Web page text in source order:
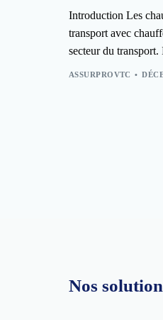
Introduction Les
transport avec
secteur du
ASSURPROVTC
Nos